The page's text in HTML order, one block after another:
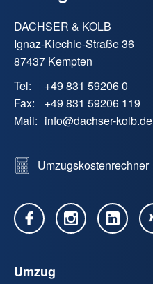
DACHSER & KOLB
Ignaz-Kiechle-Straße 36
87437 Kempten
Tel:
+49 831 59206 0
Fax:
+49 831 59206 119
Mail: info@dachser-kolb.de
Umzugskostenrechner
Umzug